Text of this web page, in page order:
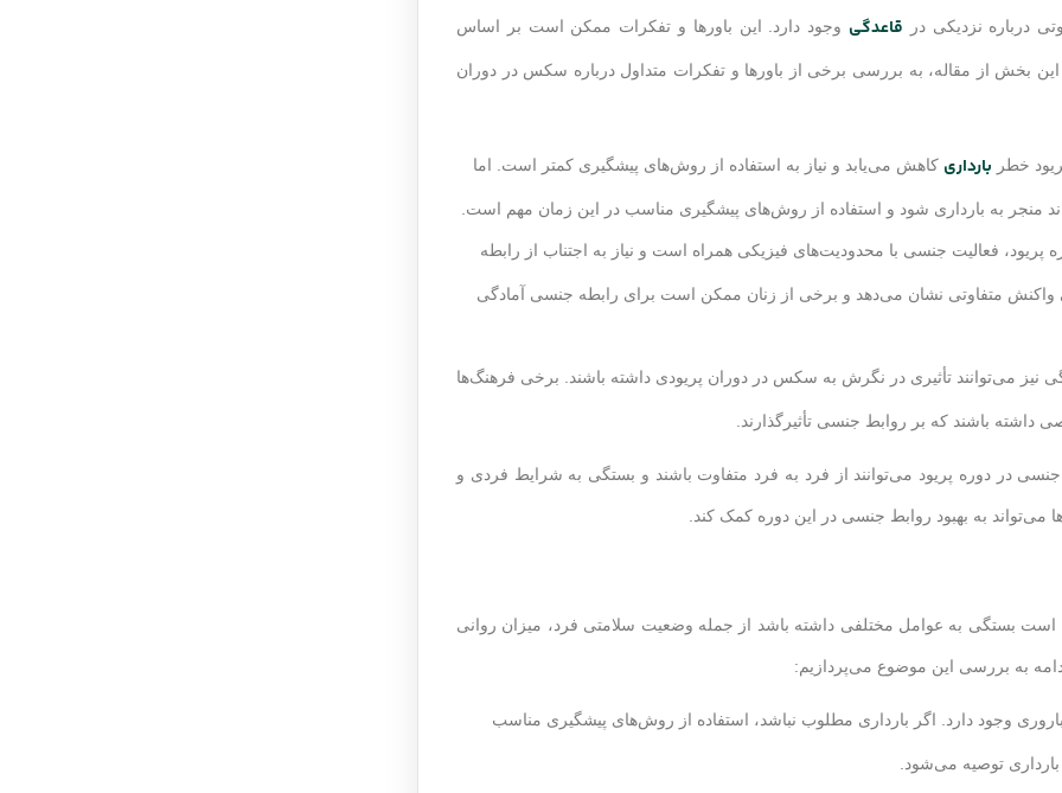
درباره نزدیکی در قاعدگی وجود دارد. این باورها و تفکرات ممکن است بر اساس
بخش از مقاله، به بررسی برخی از باورها و تفکرات متداول درباره سکس در دوران
خطر بارداری کاهش می‌یابد و نیاز به استفاده از روش‌های پیشگیری کمتر است. اما
منجر به بارداری شود و استفاده از روش‌های پیشگیری مناسب در این زمان مهم است.
پریود، فعالیت جنسی با محدودیت‌های فیزیکی همراه است و نیاز به اجتناب از رابطه
واکنش متفاوتی نشان می‌دهد و برخی از زنان ممکن است برای رابطه جنسی آمادگی
نیز می‌توانند تأثیری در نگرش به سکس در دوران پریودی داشته باشند. برخی فرهنگ‌ها
باشند که بر روابط جنسی تأثیرگذارند.
در دوره پریود می‌توانند از فرد به فرد متفاوت باشند و بستگی به شرایط فردی و
می‌تواند به بهبود روابط جنسی در این دوره کمک کند.
بستگی به عوامل مختلفی داشته باشد از جمله وضعیت سلامتی فرد، میزان روانی
به بررسی این موضوع می‌پردازیم:
وجود دارد. اگر بارداری مطلوب نباشد، استفاده از روش‌های پیشگیری مناسب
توصیه می‌شود.